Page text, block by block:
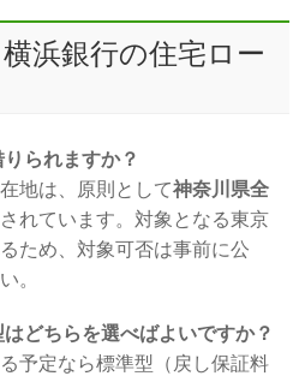
浜銀行の住宅ロー
られますか？
地は、原則として神奈川県全
されています。対象となる東京
ため、対象可否は事前に公
。
どちらを選べばよいですか？
予定なら標準型（戻し保証料